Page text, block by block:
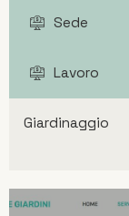
Sede
Lavoro
Giardinaggio